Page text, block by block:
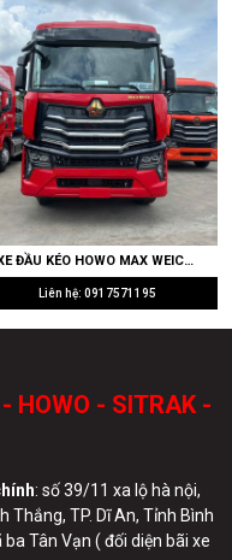
XE ĐẦU KÉO HOWO MAX WEICHAI 430HP WP10.5H CẦU LÁP 4.111 RITAVO AUTO NHẬP KHẨU GIÁ TỐT
Liên hệ: 0917571195
HOWO - SITRAK -
: số 39/11 xa lộ hà nội,
Thắng, TP. Dĩ An, Tỉnh Bình
Tân Vạn ( đối diện bãi xe